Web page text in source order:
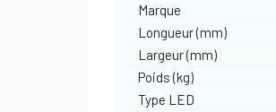
Marque
Longueur (mm)
Largeur (mm)
Poids (kg)
Type LED